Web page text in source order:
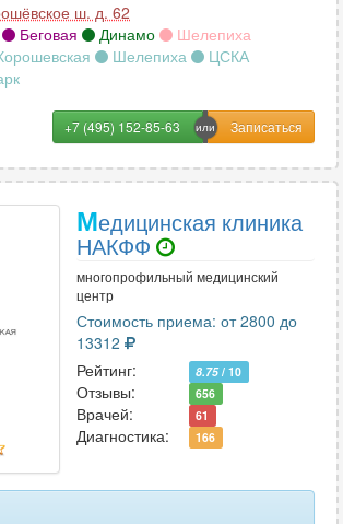
ш. д. 62
Беговая Динамо
Шелепиха
Шелепиха
ЦСКА
+7 (495) 152-85-63
Медицинская клиника
НАКФФ
многопрофильный медицинский
центр
Стоимость приема: от 2800 до
13312
Рейтинг:
8.75/ 10
Отзывы: 656
Врачей: 61
Диагностика: 166